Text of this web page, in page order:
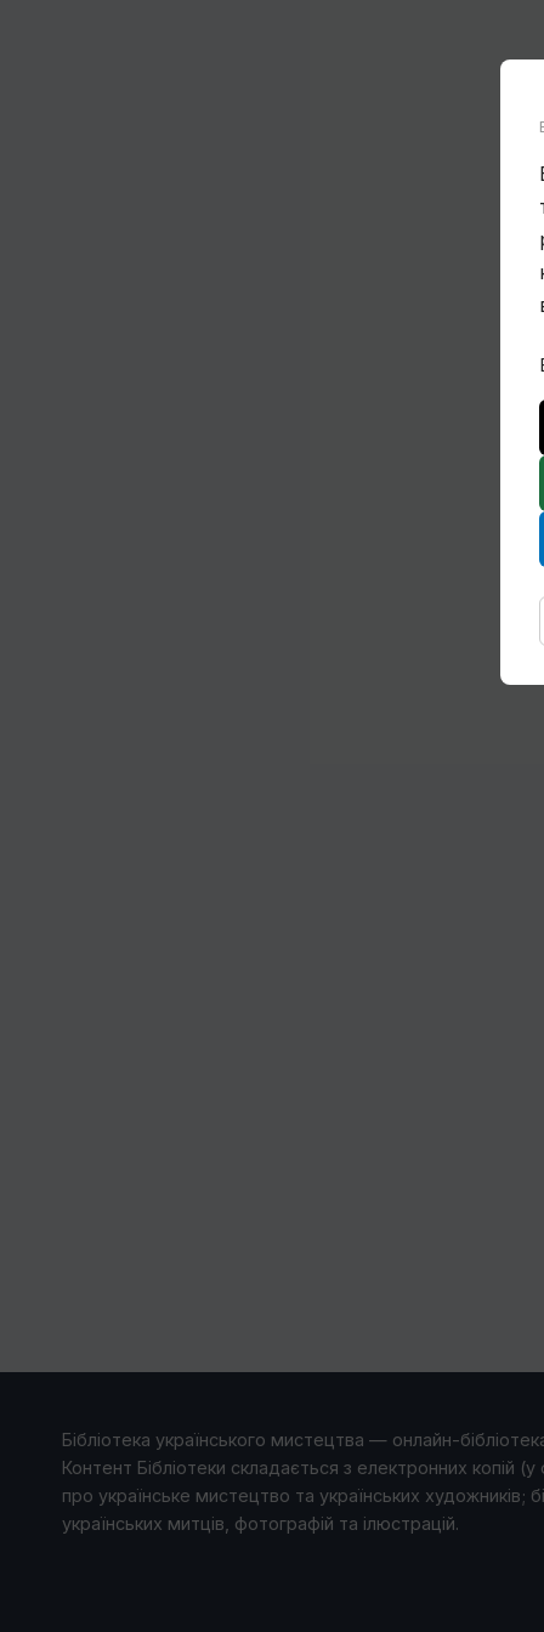
Бібліотека українського мистецтва — онлайн-
Контент Бібліотеки складається з електронних копій
про українське мистецтво та українських художників;
українських митців, фотографій та ілюстрацій.